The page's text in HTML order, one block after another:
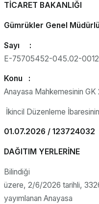
TİCARET BAKANLIĞI
Gümrükler Genel
Sayı :
E-75705452-045.02-
Konu :
Anayasa Mahkemesinin GK
İkincil Düzenleme
01.07.2026 / 123724032
DAĞITIM YERLERİNE
Bilindiği
üzere, 2/6/2026 tarihli,
yayımlanan Anayasa